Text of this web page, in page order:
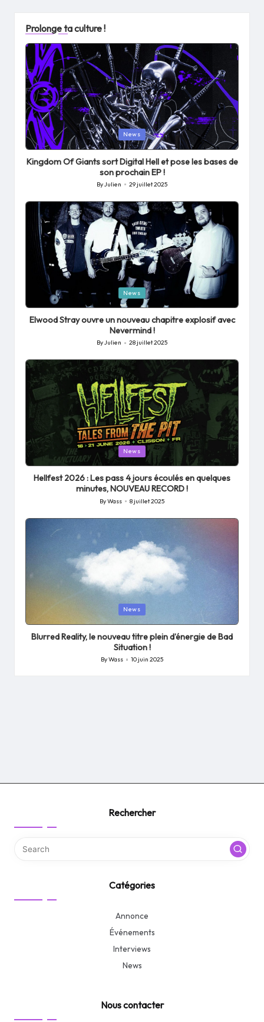
Prolonge ta culture !
Posted
in
News
Kingdom Of Giants sort Digital Hell et pose les bases de
son prochain EP !
Posted
by
ByJulien 29 juillet 2025
Posted
News
Elwood Stray ouvre un nouveau chapitre explosif avec
Nevermind !
Posted
by
ByJulien 28 juillet 2025
News
Hellfest 2026 : Les pass 4 jours écoulés en quelques
minutes, NOUVEAU RECORD !
Posted
ByWass 8 juillet 2025
News
Blurred Reality, le nouveau titre plein d’énergie de Bad
Situation !
Posted
ByWass 10 juin 2025
Rechercher
Catégories
Annonce
Événements
Interviews
News
Nous contacter